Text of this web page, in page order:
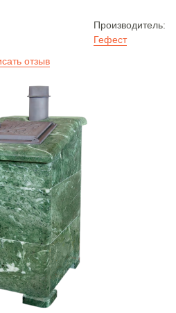
Производитель:
Гефест
отзыв